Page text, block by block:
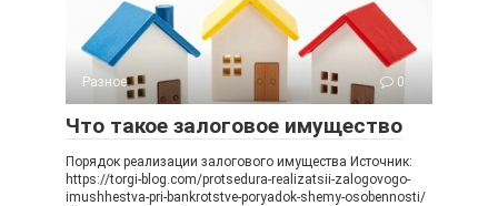
Разное 0
Что такое залоговое имущество
Порядок реализации залогового имущества Источник:
https://torgi-blog.com/protsedura-realizatsii-zalogovogo-
imushhestva-pri-bankrotstve-poryadok-shemy-osobennosti/